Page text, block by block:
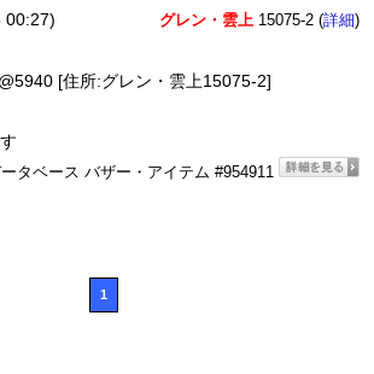
00:27) グレン・雲上 15075-2 (詳細)
[住所:グレン・雲上15075-2]
タベース バザー・アイテム #954911
1